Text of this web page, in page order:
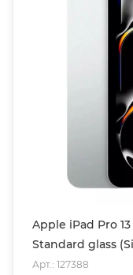
Apple iPad Pro
Standard glass
Арт.: 127388